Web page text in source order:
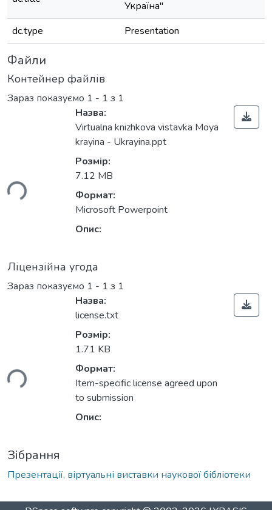
Україна"
dc.type
Presentation
Файли
Контейнер файлів
Зараз показуємо 1 - 1 з 1
Назва:
Virtualna knizhkova vistavka Moya
krayina - Ukrayina.ppt
Розмір:
7.12 MB
Формат:
Microsoft Powerpoint
Опис:
Ліцензійна угода
Зараз показуємо 1 - 1 з 1
Назва:
license.txt
Розмір:
1.71 KB
Формат:
Item-specific license agreed upon
to submission
Опис:
Зібрання
Презентації, віртуальні виставки наукової бібліотеки